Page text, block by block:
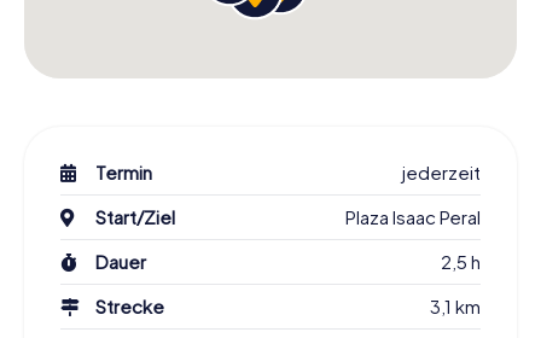
Termin
jederzeit
Start/Ziel
Plaza Isaac Peral
Dauer
2,5 h
Strecke
3,1 km